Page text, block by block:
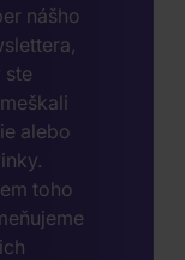
nášho
ste
alebo
toho